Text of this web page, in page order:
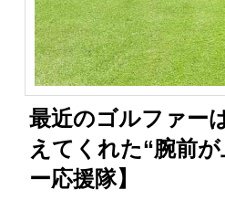
最近のゴルファー
えてくれた“腕前
ー応援隊】